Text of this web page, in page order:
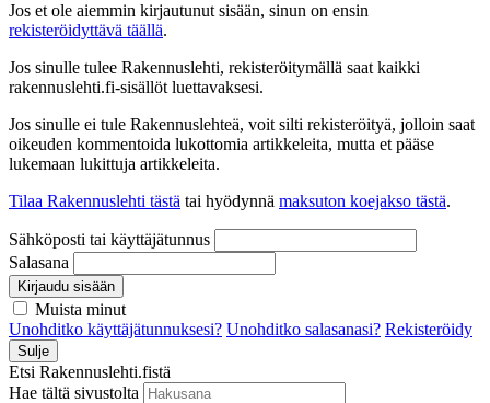
Jos et ole aiemmin kirjautunut sisään, sinun on ensin
rekisteröidyttävä täällä.
Jos sinulle tulee Rakennuslehti, rekisteröitymällä saat kaikki
rakennuslehti.fi-sisällöt luettavaksesi.
Jos sinulle ei tule Rakennuslehteä, voit silti rekisteröityä, jolloin saat
oikeuden kommentoida lukottomia artikkeleita, mutta et pääse
lukemaan lukittuja artikkeleita.
Tilaa Rakennuslehti tästä tai hyödynnä maksuton koejakso tästä.
Sähköposti tai käyttäjätunnus
Salasana
Kirjaudu sisään
Muista minut
Unohditko käyttäjätunnuksesi? Unohditko salasanasi? Rekisteröidy
Sulje
Etsi Rakennuslehti.fistä
Hae tältä sivustolta